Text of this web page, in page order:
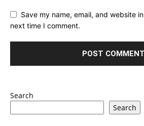
Save my name, email, and website
next time I comment.
Search
Search